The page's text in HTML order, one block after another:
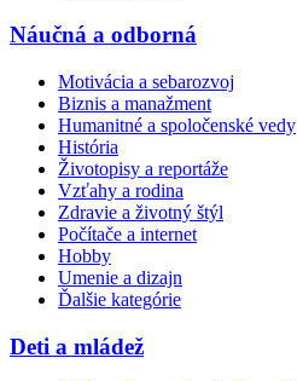
Náučná a odborná
Motivácia a sebarozvoj
Biznis a manažment
Humanitné a spoločenské vedy
História
Životopisy a reportáže
Vzťahy a rodina
Zdravie a životný štýl
Počítače a internet
Hobby
Umenie a dizajn
Ďalšie kategórie
Deti a mládež